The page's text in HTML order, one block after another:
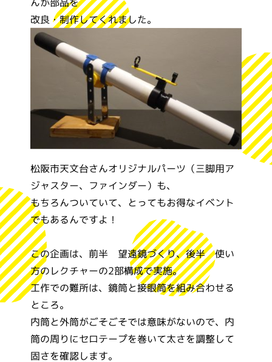
改良・制作してくれました。
松阪市天文台さんオリジナルパーツ（三脚用ア
ジャスター、ファインダー）も、
もちろんついていて、とってもお得なイベント
でもあるんですよ！
この企画は、前半 望遠鏡づくり、後半 使い
方のレクチャーの2部構成で実施。
工作での難所は、鏡筒と接眼筒を組み合わせる
ところ。
内筒と外筒がごそごそでは意味がないので、内
筒の周りにセロテープを巻いて太さを調整して
固さを確認します。